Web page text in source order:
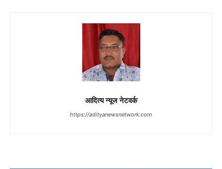
आदित्य न्यूज नेटवर्क
https://adityanewsnetwork.com